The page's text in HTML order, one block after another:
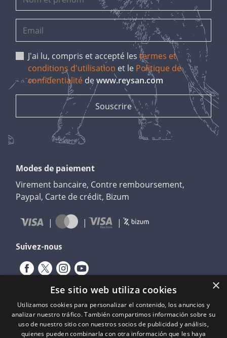
J'ai lu, compris et accepté lestermes et
conditions d'utilisation et le Politique de
confidentialité dewww.reysan.com
Modes de paiement
Virement bancaire, Contre remboursement,
Paypal, Carte de crédit, Bizum
Suivez-nous
×
Ese sitio web utiliza cookies
Utilizamos cookies para personalizar el contenido, los anuncios y
analizar nuestro tráfico. También compartimos información sobre su
uso de nuestro sitio con nuestros socios de publicidad y análisis,
quienes pueden combinarla con otra información que les haya